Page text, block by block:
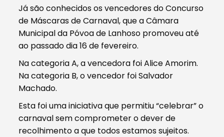
Já são conhecidos os vencedores do Concurso
de Máscaras de Carnaval, que a Câmara
Municipal da Póvoa de Lanhoso promoveu até
ao passado dia 16 de fevereiro.
Na categoria A, a vencedora foi Alice Amorim.
Na categoria B, o vencedor foi Salvador
Machado.
Esta foi uma iniciativa que permitiu “celebrar” o
carnaval sem comprometer o dever de
recolhimento a que todos estamos sujeitos.